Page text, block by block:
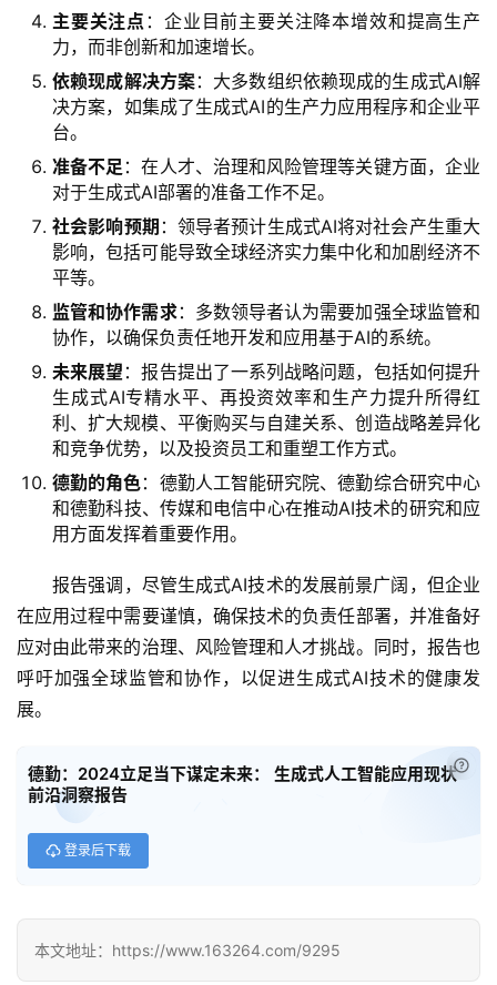
开
目
行
模
型
框
报
告
登录 注册
主要关注点 ：企业目前主要关注降本增效和提高生产
力，而非创新和加速增长。
依赖现成解决方案：大多数组织依赖现成的生成式AI解
决方案，如集成了生成式AI的生产力应用程序和企业平
台。
准备不足 ：在人才、治理和风险管理等关键方面，企业
对于生成式AI部署的准备工作不足。
社会影响预期 ：领导者预计生成式AI将对社会产生重大
影响，包括可能导致全球经济实力集中化和加剧经济不
平等。
监管和协作需求：多数领导者认为需要加强全球监管和
协作，以确保负责任地开发和应用基于AI的系统。
未来展望 ：报告提出了一系列战略问题，包括如何提升
生成式AI专精水平、再投资效率和生产力提升所得红
利、扩大规模、平衡购买与自建关系、创造战略差异化
和竞争优势，以及投资员工和重塑工作方式。
德勤的角色：德勤人工智能研究院、德勤综合研究中心
和德勤科技、传媒和电信中心在推动AI技术的研究和应
用方面发挥着重要作用。
报告强调，尽管生成式AI技术的发展前景广阔，但企业
在应用过程中需要谨慎，确保技术的负责任部署，并准备好
应对由此带来的治理、风险管理和人才挑战。同时，报告也
呼吁加强全球监管和协作，以促进生成式AI技术的健康发
展。
德勤：2024立足当下谋定未来： 生成式人工智能应用现状
前沿洞察报告
登录后下载
本文地址：https://www.163264.com/9295